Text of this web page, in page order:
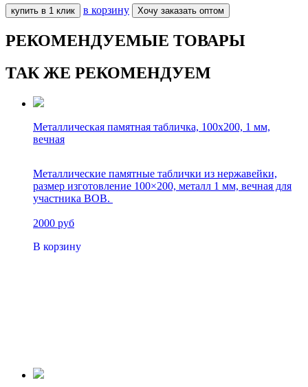
купить в 1 клик в корзину Хочу заказать оптом
РЕКОМЕНДУЕМЫЕ ТОВАРЫ
ТАК ЖЕ РЕКОМЕНДУЕМ
Металлическая памятная табличка, 100х200, 1 мм,
вечная
Металлические памятные таблички из нержавейки,
размер изготовление 100×200, металл 1 мм, вечная для
участника ВОВ.
2000 руб
В корзину